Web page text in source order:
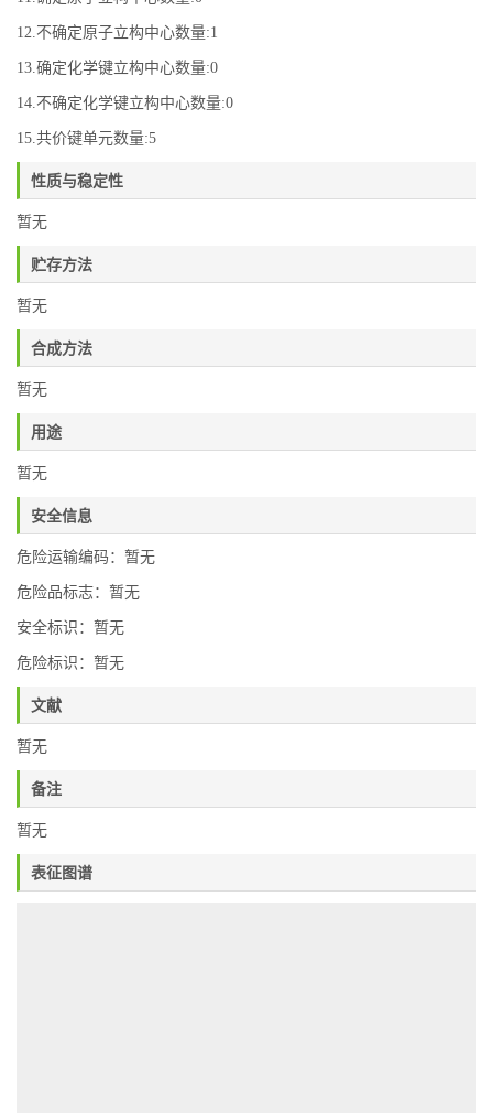
12.不确定原子立构中心数量:1
13.确定化学键立构中心数量:0
14.不确定化学键立构中心数量:0
15.共价键单元数量:5
性质与稳定性
暂无
贮存方法
暂无
合成方法
暂无
用途
暂无
安全信息
危险运输编码：暂无
危险品标志：暂无
安全标识：暂无
危险标识：暂无
文献
暂无
备注
暂无
表征图谱